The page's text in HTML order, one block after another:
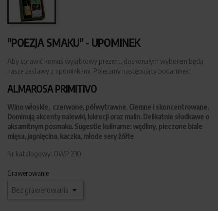
"POEZJA SMAKU" - UPOMINEK
Aby sprawić komuś wyjątkowy prezent, doskonałym wyborem będą
nasze zestawy z upominkami. Polecamy następujący podarunek:
ALMAROSA PRIMITIVO
Wino włoskie, czerwone, półwytrawne. Ciemne i skoncentrowane.
Dominują akcenty nalewki, lukrecji oraz malin. Delikatnie słodkawe o
aksamitnym posmaku. Sugestie kulinarne: wędliny, pieczone białe
mięsa, jagnięcina, kaczka, młode sery żółte
Nr katalogowy: OWP 230
Grawerowanie